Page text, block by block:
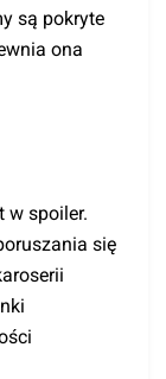
są pokryte
ona
w spoiler.
się